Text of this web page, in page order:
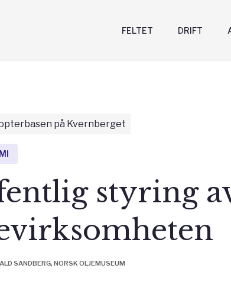
DRIFT
FELTET
på Kvernberget
styring
SANDBERG, NORSK OLJEMUSEUM